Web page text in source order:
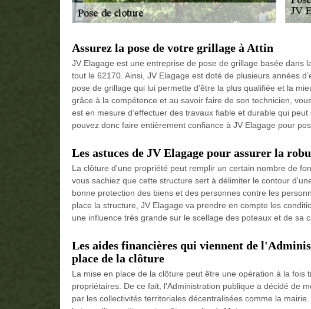
Assurez la pose de votre grillage à Attin
JV Elagage est une entreprise de pose de grillage basée dans
tout le 62170. Ainsi, JV Elagage est doté de plusieurs années
pose de grillage qui lui permette d’être la plus qualifiée et la
grâce à la compétence et au savoir faire de son technicien,
est en mesure d’effectuer des travaux fiable et durable qui
pouvez donc faire entièrement confiance à JV Elagage pour
Les astuces de JV Elagage pour assurer la
La clôture d'une propriété peut remplir un certain nombre de
vous sachiez que cette structure sert à délimiter le contour
bonne protection des biens et des personnes contre les
place la structure, JV Elagage va prendre en compte les
une influence très grande sur le scellage des poteaux et de sa
Les aides financières qui viennent de
place de la clôture
La mise en place de la clôture peut être une opération à la fois
propriétaires. De ce fait, l'Administration publique a décidé de
par les collectivités territoriales décentralisées comme la